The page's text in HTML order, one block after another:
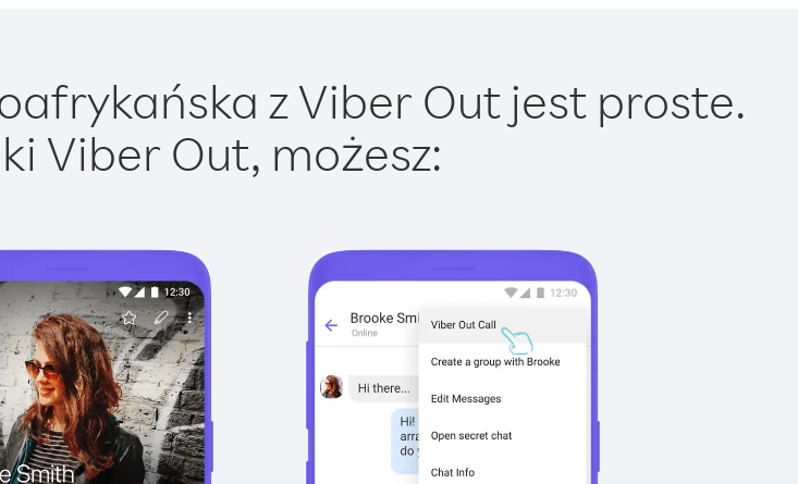
z Viber Out jest proste.
Viber Out, możesz: